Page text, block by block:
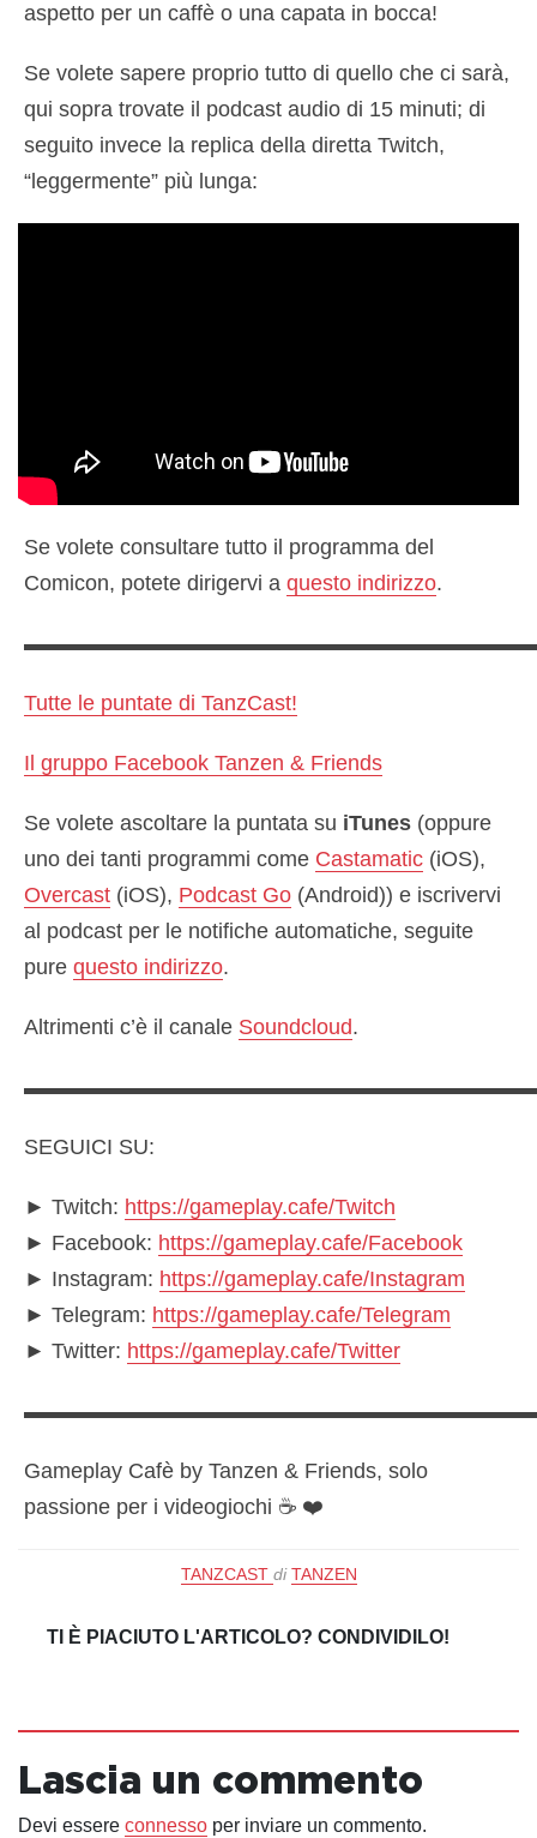
aspetto per un caffè o una capata in bocca!
Se volete sapere proprio tutto di quello che ci sarà,
qui sopra trovate il podcast audio di 15 minuti; di
seguito invece la replica della diretta Twitch,
“leggermente” più lunga:
Se volete consultare tutto il programma del
Comicon, potete dirigervi a questo indirizzo.
Tutte le puntate di TanzCast!
Il gruppo Facebook Tanzen & Friends
Se volete ascoltare la puntata su iTunes (oppure
uno dei tanti programmi come Castamatic (iOS),
Overcast (iOS), Podcast Go (Android)) e iscrivervi
al podcast per le notifiche automatiche, seguite
pure questo indirizzo.
Altrimenti c’è il canale Soundcloud.
SEGUICI SU:
► Twitch: https://gameplay.cafe/Twitch
► Facebook: https://gameplay.cafe/Facebook
► Instagram: https://gameplay.cafe/Instagram
► Telegram: https://gameplay.cafe/Telegram
► Twitter: https://gameplay.cafe/Twitter
Gameplay Cafè by Tanzen & Friends, solo
passione per i videogiochi ☕️ ❤️
TANZCAST di TANZEN
TI È PIACIUTO L'ARTICOLO? CONDIVIDILO!
Lascia un commento
Devi essere connesso per inviare un commento.